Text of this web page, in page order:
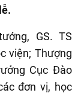
GS. TS
viện; Thượng
Cục Đào
đơn vị, học